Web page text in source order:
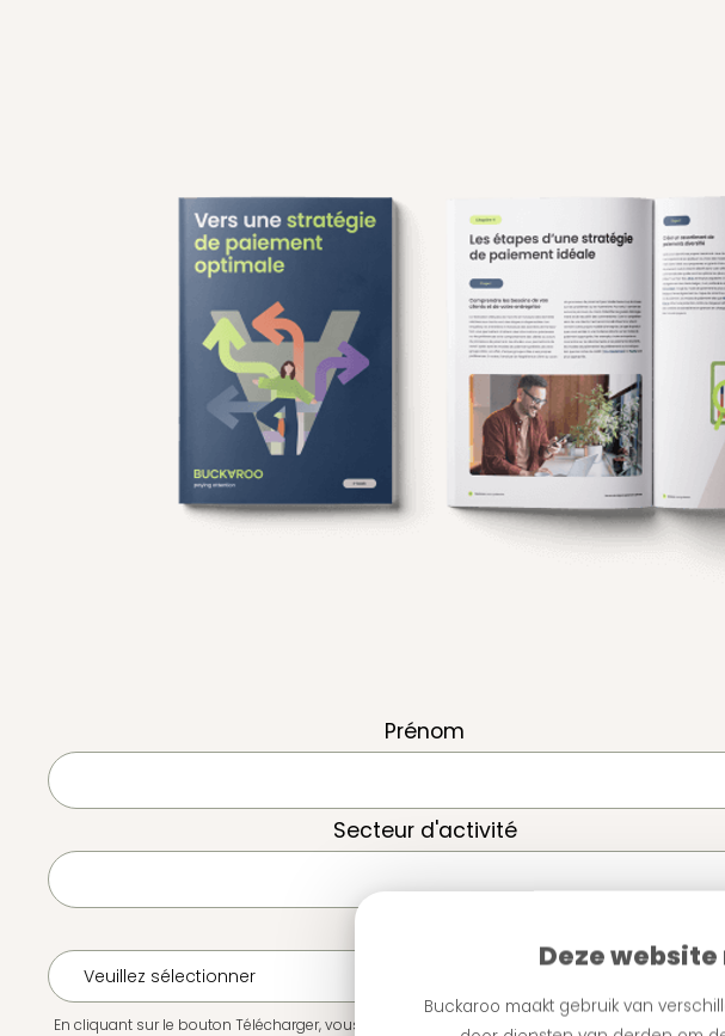
Deze
Buckaroo maakt gebruik van
Prénom
Secteur d'activité
En cliquant sur le bouton Télécharger, vous autorisez Buckaroo à vous envoyer des